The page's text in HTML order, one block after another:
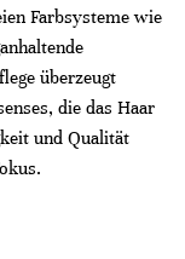
Farbsysteme wie
überzeugt
die das Haar
und Qualität